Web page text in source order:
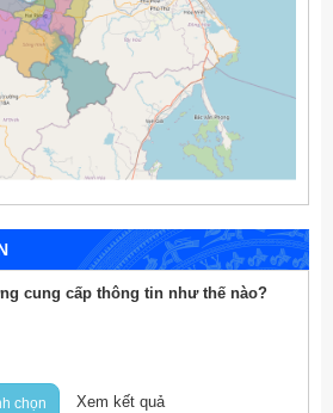
cung cấp thông tin như thế nào?
chọn Xem kết quả